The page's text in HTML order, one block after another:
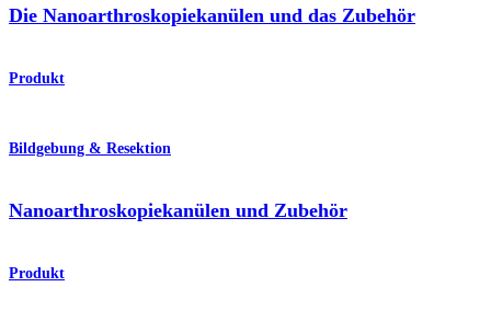
Die Nanoarthroskopiekanülen und das Zubehör
Produkt
Bildgebung & Resektion
Nanoarthroskopiekanülen und Zubehör
Produkt